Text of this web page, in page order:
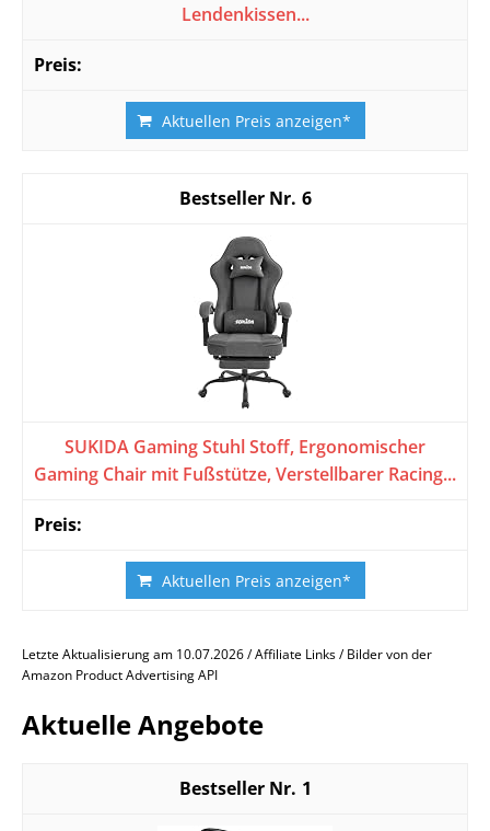
Lendenkissen...
Aktuellen Preis anzeigen*
6
SUKIDA Gaming Stuhl Stoff, Ergonomischer
Gaming Chair mit Fußstütze, Verstellbarer Racing...
Aktuellen Preis anzeigen*
Letzte Aktualisierung am 10.07.2026 / Affiliate Links / Bilder von der
Amazon Product Advertising API
Aktuelle Angebote
1